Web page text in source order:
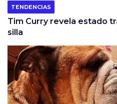
TENDENCIAS
Tim Curry revela estado
silla